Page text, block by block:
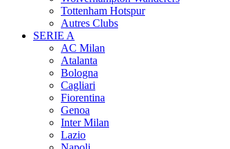
Tottenham Hotspur
Autres Clubs
SERIE A
AC Milan
Atalanta
Bologna
Cagliari
Fiorentina
Genoa
Inter Milan
Lazio